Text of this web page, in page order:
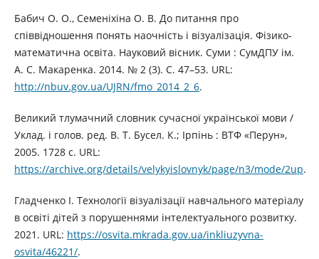
Бабич О. О., Семеніхіна О. В. До питання про
співвідношення понять наочність і візуалізація. Фізико-
математична освіта. Науковий вісник. Суми : СумДПУ ім.
А. С. Макаренка. 2014. № 2 (3). С. 47–53. URL:
http://nbuv.gov.ua/UJRN/fmo_2014_2_6.
Великий тлумачний словник сучасної української мови /
Уклад. і голов. ред. В. Т. Бусел. К.; Ірпінь : ВТФ «Перун»,
2005. 1728 с. URL:
https://archive.org/details/velykyislovnyk/page/n3/mode/2up.
Гладченко І. Технології візуалізації навчального матеріалу
в освіті дітей з порушеннями інтелектуального розвитку.
2021. URL: https://osvita.mkrada.gov.ua/inkliuzyvna-
osvita/46221/.